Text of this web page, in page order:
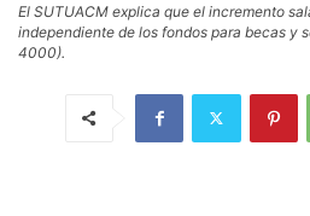
El SUTUACM explica que el incremento
independiente de los fondos para becas y
4000).